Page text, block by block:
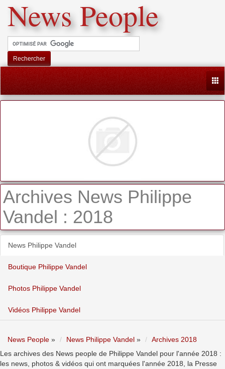
News People
Rechercher
Archives News Philippe
Vandel : 2018
News Philippe Vandel
Boutique Philippe Vandel
Photos Philippe Vandel
Vidéos Philippe Vandel
News People » News Philippe Vandel »
Archives 2018
Les archives des News people de Philippe Vandel pour l'année 2018 :
les news, photos & vidéos qui ont marquées l'année 2018, la Presse